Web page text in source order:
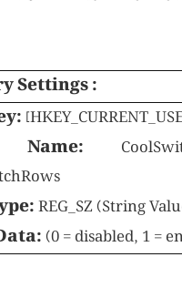
Settings :
Name:
REG_SZ (String
(0 = disabled, 1 =